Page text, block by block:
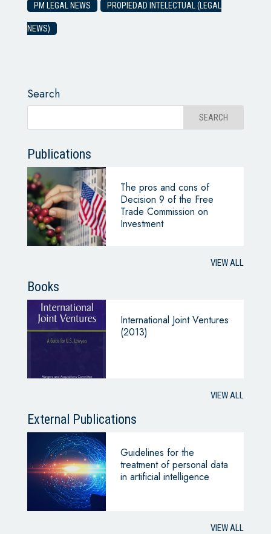
PM LEGAL NEWS PROPIEDAD INTELECTUAL (LEGAL
NEWS)
Search
Publications
The pros and cons of
Decision 9 of the Free
Trade Commission on
Investment
VIEW ALL
Books
International Joint Ventures
(2013)
VIEW ALL
External Publications
Guidelines for the
treatment of personal data
in artificial intelligence
VIEW ALL